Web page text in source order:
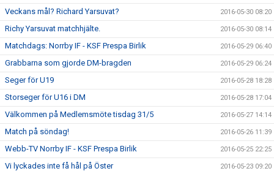
Veckans mål? Richard Yarsuvat? 2016-05-30 08:20
Richy Yarsuvat matchhjälte. 2016-05-30 08:14
Matchdags: Norrby IF - KSF Prespa Birlik 2016-05-29 06:40
Grabbarna som gjorde DM-bragden 2016-05-29 06:24
Seger för U19 2016-05-28 18:28
Storseger för U16 i DM 2016-05-28 17:04
Välkommen på Medlemsmöte tisdag 31/5 2016-05-27 14:14
Match på söndag! 2016-05-26 11:39
Webb-TV Norrby IF - KSF Prespa Birlik 2016-05-25 22:25
Vi lyckades inte få hål på Öster 2016-05-23 09:20